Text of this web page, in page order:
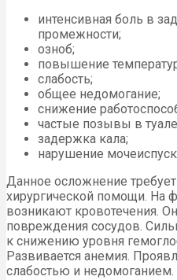
интенсивная боль в
промежности;
озноб;
повышение
слабость;
общее недомогание;
снижение
частые позывы в
задержка кала;
нарушение
Данное осложнение требует
хирургической помощи. На
возникают кровотечения.
повреждения сосудов.
к снижению уровня
Развивается анемия.
слабостью и недомоганием.